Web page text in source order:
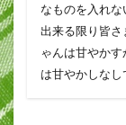
なものを入れな
出来る限り皆
ゃんは甘やか
は甘やかしなし